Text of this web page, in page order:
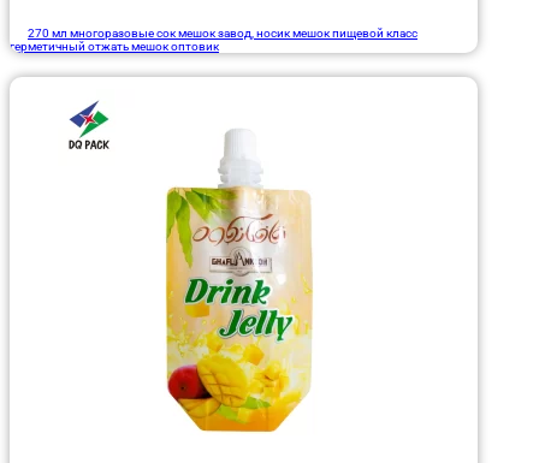
270 мл многоразовые сок мешок завод, носик мешок пищевой класс
герметичный отжать мешок оптовик